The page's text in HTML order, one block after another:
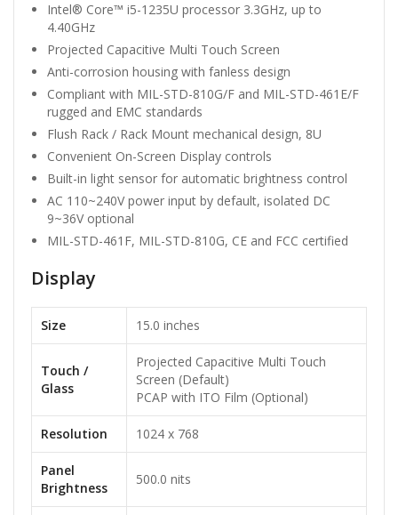
Intel® Core™ i5-1235U processor 3.3GHz, up to
4.40GHz
Projected Capacitive Multi Touch Screen
Anti-corrosion housing with fanless design
Compliant with MIL-STD-810G/F and MIL-STD-461E/F
rugged and EMC standards
Flush Rack / Rack Mount mechanical design, 8U
Convenient On-Screen Display controls
Built-in light sensor for automatic brightness control
AC 110~240V power input by default, isolated DC
9~36V optional
MIL-STD-461F, MIL-STD-810G, CE and FCC certified
Display
Size 15.0 inches
Touch /
Glass
Projected Capacitive Multi Touch
Screen (Default)
PCAP with ITO Film (Optional)
Resolution 1024 x 768
Panel
Brightness
500.0 nits